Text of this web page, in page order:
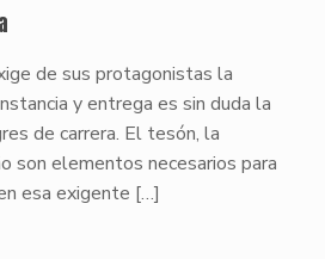
de sus protagonistas la
y entrega es sin duda la
de carrera. El tesón, la
son elementos necesarios para
esa exigente […]